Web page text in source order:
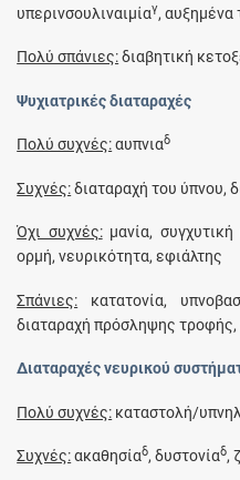
υπερινσουλιναιμίαγ, αυξημένα
Πολύ σπάνιες:διαβητική
Ψυχιατρικές διαταραχές
Πολύ συχνές:αυπνιαδ
Συχνές:διαταραχή του ύπνου,
Όχι συχνές:μανία, συγχυτική
ορμή, νευρικότητα, εφιάλτης
Σπάνιες: κατατονία,
διαταραχή πρόσληψης
Διαταραχές νευρικού
Πολύ συχνές: καταστολή/
Συχνές:ακαθησίαδ, δυστονίαδ,